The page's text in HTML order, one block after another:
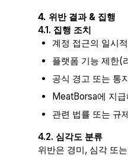
4. 위반 결과 & 집행
4.1. 집행 조치
계정 접근의 일시
플랫폼 기능 제한(
공식 경고 또는 통
MeatBorsa에 지
관련 법률 또는 규
4.2. 심각도 분류
위반은 경미, 심각 또